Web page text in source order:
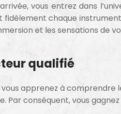
vous entrez dans
chaque
et les sensations de
qualifié
apprenez à
Par conséquent, vous